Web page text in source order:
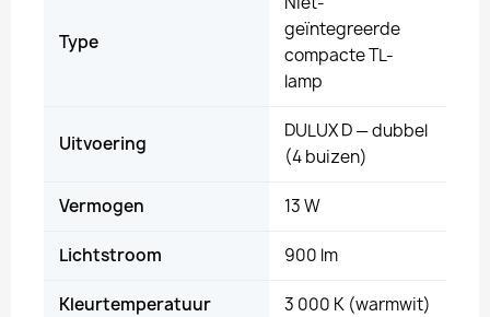
Type
geïntegreerde
compacte TL-
lamp
Uitvoering
DULUX D — dubbel
(4 buizen)
Vermogen 13 W
Lichtstroom 900 lm
Kleurtemperatuur 3 000 K (warmwit)